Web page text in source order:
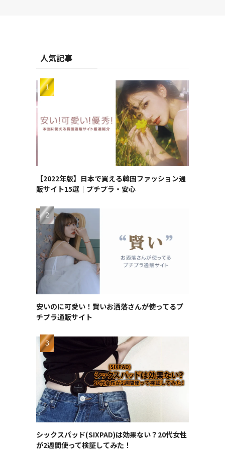
人気記事
【2022年版】日本で買える韓国ファッション通
販サイト15選｜プチプラ・安心
安いのに可愛い！賢いお洒落さんが使ってるプ
チプラ通販サイト
シックスパッド(SIXPAD)は効果ない？20代女性
が2週間使って検証してみた！